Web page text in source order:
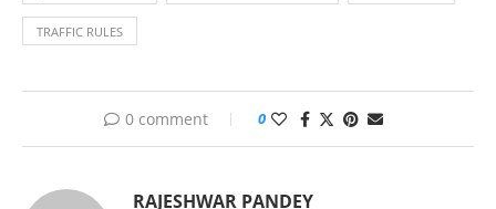
TRAFFIC RULES
0 comment 0
RAJESHWAR PANDEY